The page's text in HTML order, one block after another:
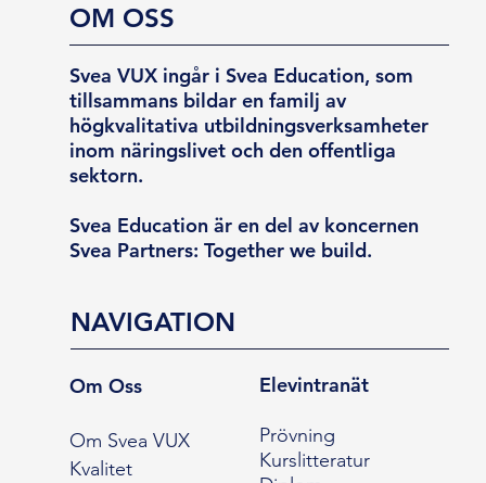
OM OSS
Svea VUX ingår i Svea Education, som
tillsammans bildar en familj av
högkvalitativa utbildningsverksamheter
inom näringslivet och den offentliga
sektorn.
Svea Education är en del av koncernen
Svea Partners: Together we build.
NAVIGATION
Om Oss
Om Svea VUX
Kvalitet
Elevintranät
Prövning
Kurslitteratur